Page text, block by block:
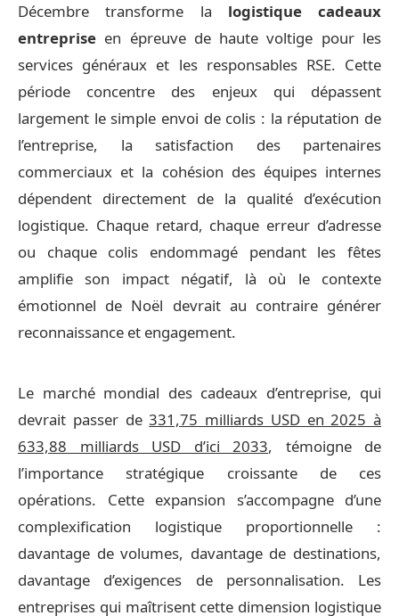
Décembre transforme la logistique cadeaux
entreprise en épreuve de haute voltige pour les
services généraux et les responsables RSE. Cette
période concentre des enjeux qui dépassent
largement le simple envoi de colis : la réputation de
l’entreprise, la satisfaction des partenaires
commerciaux et la cohésion des équipes internes
dépendent directement de la qualité d’exécution
logistique. Chaque retard, chaque erreur d’adresse
ou chaque colis endommagé pendant les fêtes
amplifie son impact négatif, là où le contexte
émotionnel de Noël devrait au contraire générer
reconnaissance et engagement.
Le marché mondial des cadeaux d’entreprise, qui
devrait passer de331,75 milliards USD en 2025 à
633,88 milliards USD d’ici 2033, témoigne de
l’importance stratégique croissante de ces
opérations. Cette expansion s’accompagne d’une
complexification logistique proportionnelle :
davantage de volumes, davantage de destinations,
davantage d’exigences de personnalisation. Les
entreprises qui maîtrisent cette dimension logistique